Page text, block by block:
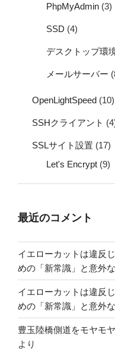
PhpMyAdmin (3)
SSD (4)
デスクトップ環
メールサーバー
OpenLightSpeed (10)
SSHクライアント
SSLサイト設置 (17)
Let's Encrypt (9)
最近のコメント
イエローカットは違反
めの「新常識」と意外
イエローカットは違反
めの「新常識」と意外
豊玉陸橋側道をモヤモ
より